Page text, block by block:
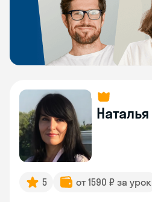
Наталья
5 от 1590 ₽ за урок